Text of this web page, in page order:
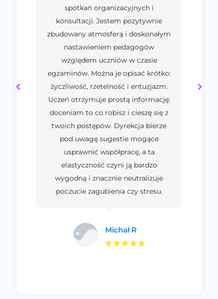
spotkań organizacyjnych i
konsultacji. Jestem pozytywnie
zbudowany atmosferą i doskonałym
nastawieniem pedagogów
względem uczniów w czasie
egzaminów. Można je opisać krótko:
życzliwość, rzetelność i entuzjazm.
Uczeń otrzymuje prostą informację:
doceniam to co robisz i cieszę się z
twoich postępów. Dyrekcja bierze
pod uwagę sugestie mogące
usprawnić współpracę, a ta
elastyczność czyni ją bardzo
wygodną i znacznie neutralizuje
poczucie zagubienia czy stresu.
Michał R
    